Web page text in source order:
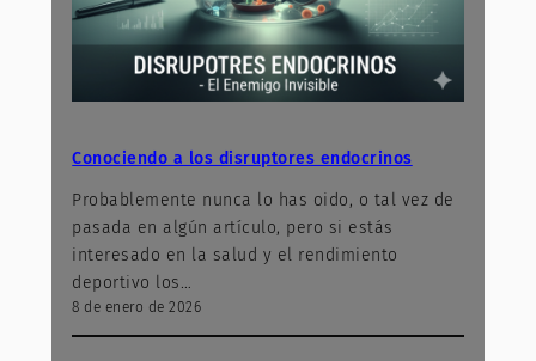
Conociendo a los disruptores endocrinos
Probablemente nunca lo has oido, o tal vez de
pasada en algún artículo, pero si estás
interesado en la salud y el rendimiento
deportivo los…
8 de enero de 2026